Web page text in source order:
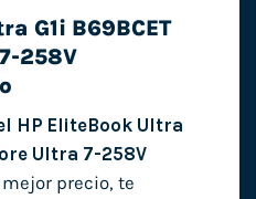
G1i B69BCET
258V
HP EliteBook Ultra
Ultra 7-258V
precio, te